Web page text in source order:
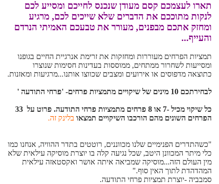
תארו לעצמכם קסם מעודן שנכנס לחייכם ומסייע לכם
לנקות מתוככם את הדברים שלא שייכים לכם, מרגיע
ומחזק אתכם מבפנים, מעורר את טבעכם האמיתי הנרדם
והעייף...
תמציות הפרחים מעוררות ומחזקות את זרימת אנרגיית החיים בגופנו
ומסייעות לשחרור ממתחים, ממוססות בעדינות חסימות שנוצרו
כתוצאה מדפוסים או אירועים ומצבים שכווצו אותנו...מרגיעות ומאזנות.
לבחירתכם 10 מינים של שיקויים מתמציות פרחים- 'פרחי התודעה '
כל שיקוי מכיל -7 או 8 פרחים מתמציות פרחי התודעה. פרוט על 33
הפרחים השונים מהם הורכבו השיקויים תמצאו בלינק זה.
"כשהתדרים הפנימיים שלנו מכווננים, רוטטים בתדר ההוויה, אנחנו כמו
כלי מיתר המכוונן היטב, שכל נגיעה קלה בו יוצרת מוסיקה עילאית שלא
מין העולם הזה...מוסיקה שמביאה איתה אושר ואקסטאזה עילאית
המהדהדת לתוך האין סוף."
סמבביה -יוצרת תמציות פרחי התודעה.